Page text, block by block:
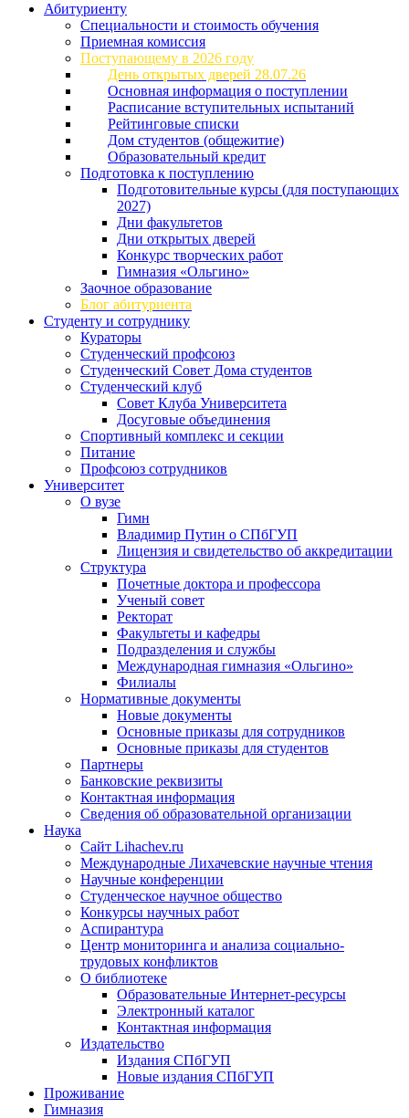
Абитуриенту
Специальности и стоимость обучения
Приемная комиссия
Поступающему в 2026 году
День открытых дверей 28.07.26
Основная информация о поступлении
Расписание вступительных испытаний
Рейтинговые списки
Дом студентов (общежитие)
Образовательный кредит
Подготовка к поступлению
Подготовительные курсы (для поступающих
2027)
Дни факультетов
Дни открытых дверей
Конкурс творческих работ
Гимназия «Ольгино»
Заочное образование
Блог абитуриента
Студенту и сотруднику
Кураторы
Студенческий профсоюз
Студенческий Совет Дома студентов
Студенческий клуб
Совет Клуба Университета
Досуговые объединения
Спортивный комплекс и секции
Питание
Профсоюз сотрудников
Университет
О вузе
Гимн
Владимир Путин о СПбГУП
Лицензия и свидетельство об аккредитации
Структура
Почетные доктора и профессора
Ученый совет
Ректорат
Факультеты и кафедры
Подразделения и службы
Международная гимназия «Ольгино»
Филиалы
Нормативные документы
Новые документы
Основные приказы для сотрудников
Основные приказы для студентов
Партнеры
Банковские реквизиты
Контактная информация
Сведения об образовательной организации
Наука
Сайт Lihachev.ru
Международные Лихачевские научные чтения
Научные конференции
Студенческое научное общество
Конкурсы научных работ
Аспирантура
Центр мониторинга и анализа социально-
трудовых конфликтов
О библиотеке
Образовательные Интернет-ресурсы
Электронный каталог
Контактная информация
Издательство
Издания СПбГУП
Новые издания СПбГУП
Проживание
Гимназия